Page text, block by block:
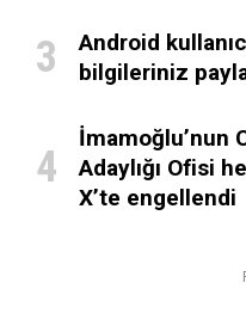
Android
bilgileriniz
İmamoğlu’nun
Adaylığı Ofisi
X’te engellendi